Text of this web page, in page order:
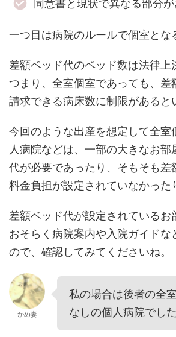
同意書と現状で異なる部分
一つ目は病院のルールで個室とな
差額ベッド代のベッド数は法律上
つまり、全室個室であっても、差
請求できる病床数に制限があると
今回のような出産を想定して全室
人病院などは、一部の大きなお部
代が必要であったり、そもそも差
料金負担が設定されていなかった
差額ベッド代が設定されているお
おそらく病院案内や入院ガイドな
ので、確認してみてくださいね。
かめ妻
私の場合は後者の全
なしの個人病院でした